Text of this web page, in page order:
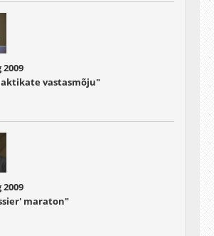
vastasmõju"
maraton"